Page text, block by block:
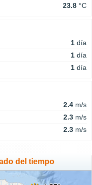
23.8 °C
1 día
1 día
1 día
2.4 m/s
2.3 m/s
2.3 m/s
del tiempo